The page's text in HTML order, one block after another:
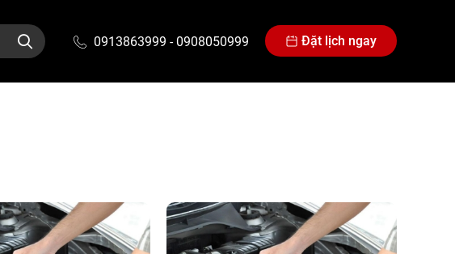
0913863999 -0908050999 Đặt lịch ngay